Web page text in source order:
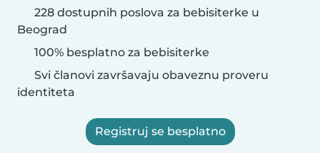
228 dostupnih poslova za bebisiterke u
Beograd
100% besplatno za bebisiterke
Svi članovi završavaju obaveznu proveru
identiteta
Registruj se besplatno